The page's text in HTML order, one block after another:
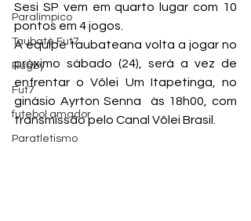
Paralímpico
Taubaté Fut7
Rugby
Fut7
futebol amador
Paratletismo
Sesi SP vem em quarto lugar com 10
pontos em 4 jogos.
A equipe taubateana volta a jogar no
próximo sábado (24), será a vez de
enfrentar o Vôlei Um Itapetinga, no
ginásio Ayrton Senna  às 18h00, com
transmissão pelo Canal Vôlei Brasil.